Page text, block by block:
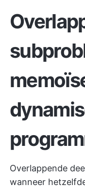
Overlappende
wanneer